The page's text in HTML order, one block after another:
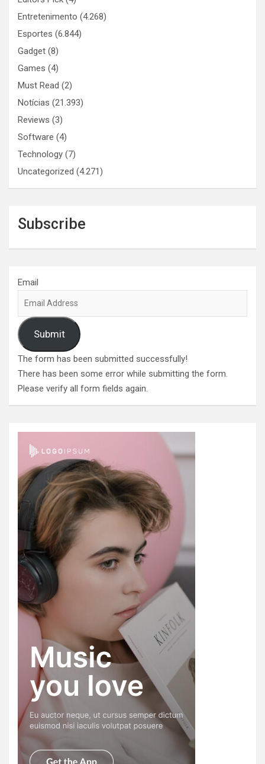
Entretenimento (4.268)
Esportes (6.844)
Gadget (8)
Games (4)
Must Read (2)
Notícias (21.393)
Reviews (3)
Software (4)
Technology (7)
Uncategorized (4.271)
Subscribe
Email
Submit
The form has been submitted successfully!
There has been some error while submitting the form.
Please verify all form fields again.